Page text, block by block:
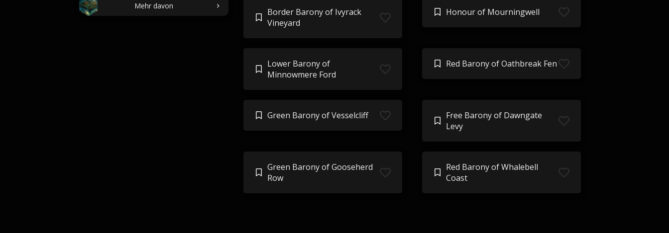
Mehr davon
Border Barony of Ivyrack
Vineyard
Honour of Mourningwell
Lower Barony of
Minnowmere Ford
Red Barony of Oathbreak Fen
Green Barony of Vesselcliff
Free Barony of Dawngate
Levy
Green Barony of Gooseherd
Row
Red Barony of Whalebell
Coast